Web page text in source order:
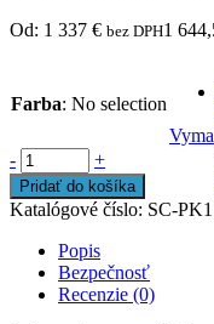
Od: 1 337 € bez DPH1
Farba: No selection
-
+
Pridať do košíka
Katalógové číslo: SC-PK1
Popis
Bezpečnosť
Recenzie (0)